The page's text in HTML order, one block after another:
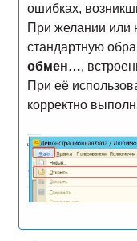
ошибках,
При желании или
стандартную
обмен…,
При её
корректно